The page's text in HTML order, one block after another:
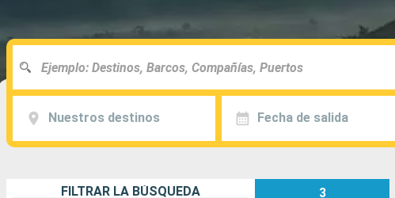
Nuestros destinos Fecha de salida
FILTRAR LA BÚSQUEDA
3